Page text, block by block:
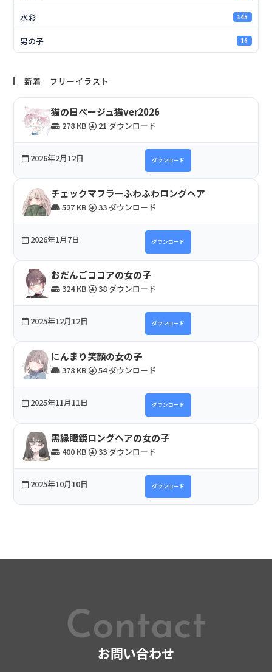
水彩 145
男の子 16
新着 フリーイラスト
猫の日ベージュ猫ver2026
278 KB 21 ダウンロード
2026年2月12日 ダウンロード
チェックマフラーふわふわロングヘア
527 KB 33 ダウンロード
2026年1月7日 ダウンロード
おだんごココアの女の子
324 KB 38 ダウンロード
2025年12月12日 ダウンロード
にんまり笑顔の女の子
378 KB 54 ダウンロード
2025年11月11日 ダウンロード
黒縁眼鏡ロングヘアの女の子
400 KB 33 ダウンロード
2025年10月10日 ダウンロード
Contact
お問い合わせ